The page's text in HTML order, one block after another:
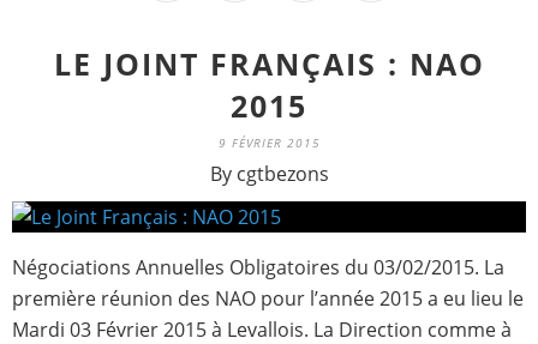
LE JOINT FRANÇAIS : NAO
2015
9 FÉVRIER 2015
By cgtbezons
Négociations Annuelles Obligatoires du 03/02/2015. La
première réunion des NAO pour l’année 2015 a eu lieu le
Mardi 03 Février 2015 à Levallois. La Direction comme à